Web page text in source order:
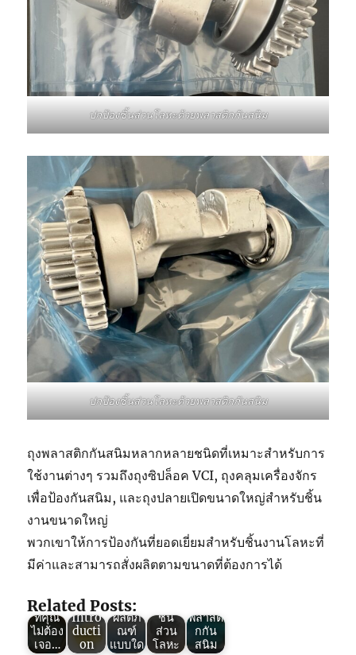
ปกป้องชิ้นส่วนโลหะด้วยพลาสติกกันสนิม
ปกป้องชิ้นส่วนโลหะด้วยพลาสติกกันสนิม
ถุงพลาสติกกันสนิมหลากหลายชนิดที่เหมาะสำหรับการ
ใช้งานต่างๆ รวมถึงถุงซิปล็อค VCI, ถุงคลุมเครื่องจักร
เพื่อป้องกันสนิม, และถุงปลายเปิดขนาดใหญ่สำหรับชิ้น
งานขนาดใหญ่
พวกเขาให้การป้องกันที่ยอดเยี่ยมสำหรับชิ้นงานโลหะที่
มีค่าและสามารถสั่งผลิตตามขนาดที่ต้องการได้
Related Posts:
Green
ปัญหา
ที่คุณ
ไม่ต้อง
เจอ…
Green
and)
Intro
ducti
on
VCI :
ถุง
พลาสติ
ใช้กัน
ผลิตภั
ณฑ์
แบบใด
Green
VCI :
กกัน
สนิม
ใช้ใน
ชิ้น
ส่วน
โลหะ
Green
พลาสติ
กกัน
สนิม